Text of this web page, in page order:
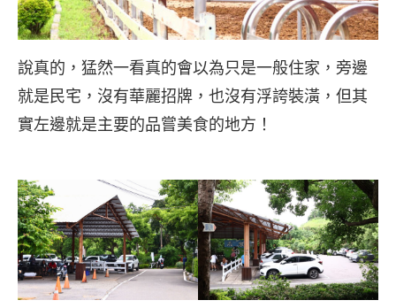
說真的，猛然一看真的會以為只是一般住家，旁邊
就是民宅，沒有華麗招牌，也沒有浮誇裝潢，但其
實左邊就是主要的品嘗美食的地方！